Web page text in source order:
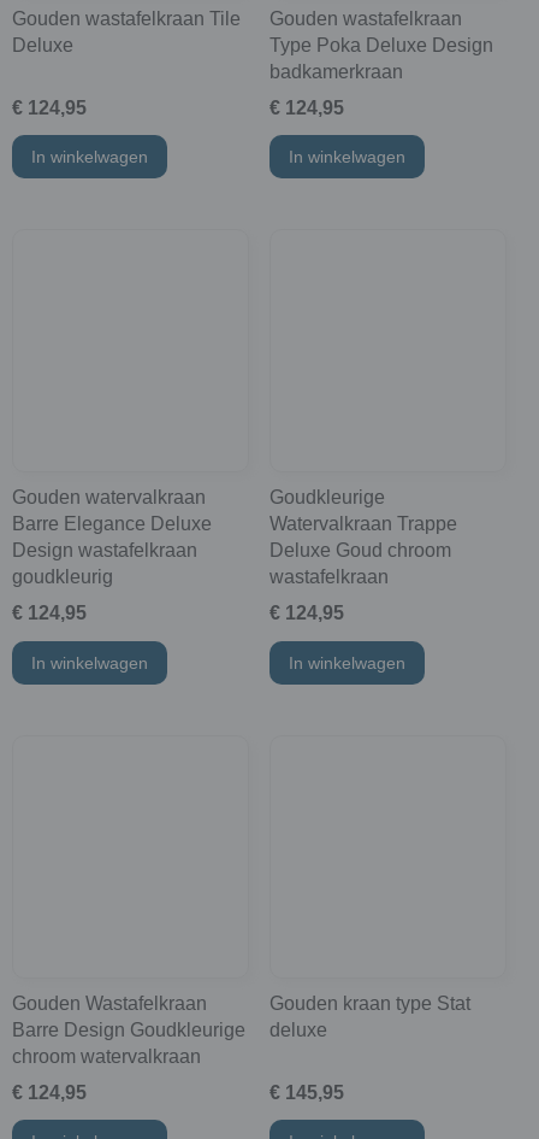
Gouden wastafelkraan Tile
Deluxe
€ 124,95
In winkelwagen
Gouden wastafelkraan
Type Poka Deluxe Design
badkamerkraan
€ 124,95
In winkelwagen
Gouden watervalkraan
Barre Elegance Deluxe
Design wastafelkraan
goudkleurig
€ 124,95
In winkelwagen
Goudkleurige
Watervalkraan Trappe
Deluxe Goud chroom
wastafelkraan
€ 124,95
In winkelwagen
Gouden Wastafelkraan
Barre Design Goudkleurige
chroom watervalkraan
€ 124,95
Gouden kraan type Stat
deluxe
€ 145,95